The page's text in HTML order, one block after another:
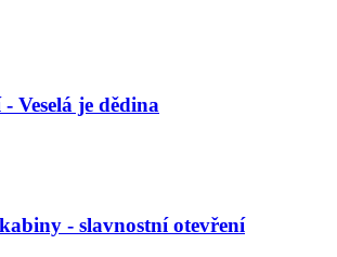
Veselá je dědina
- slavnostní otevření